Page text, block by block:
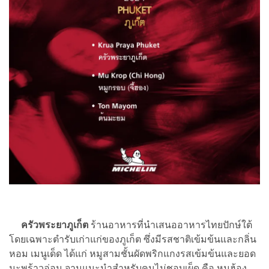
ครัวพระยาภูเก็ต ร้านอาหารที่นำเสนออาหารไทยปักษ์ใต้
โดยเฉพาะตำรับเก่าแก่ของภูเก็ต ซึ่งมีรสชาติเข้มข้นและกลิ่น
หอม เมนูเด็ด ได้แก่ หมูสามชั้นผัดพริกแกงรสเข้มข้นและยอด